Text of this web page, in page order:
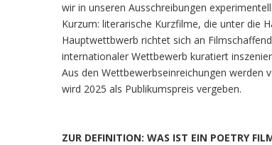
wir in unseren Ausschreibungen
Kurzum: literarische Kurzfilme, die unter die
Hauptwettbwerb richtet sich an
internationaler Wettbewerb kuratiert
Aus den Wettbewerbseinreichungen werden
wird 2025 als Publikumspreis vergeben.
ZUR DEFINITION: WAS IST EIN POETRY